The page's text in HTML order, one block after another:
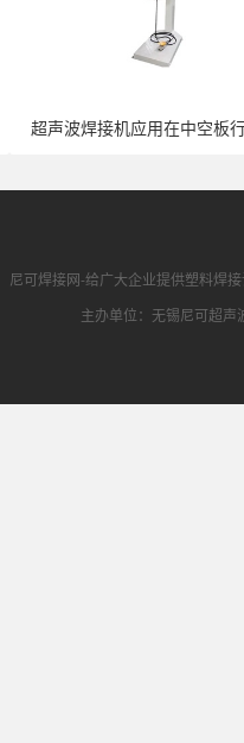
尼可焊接网-给广大企业提供塑料焊
主办单位：无锡尼可超